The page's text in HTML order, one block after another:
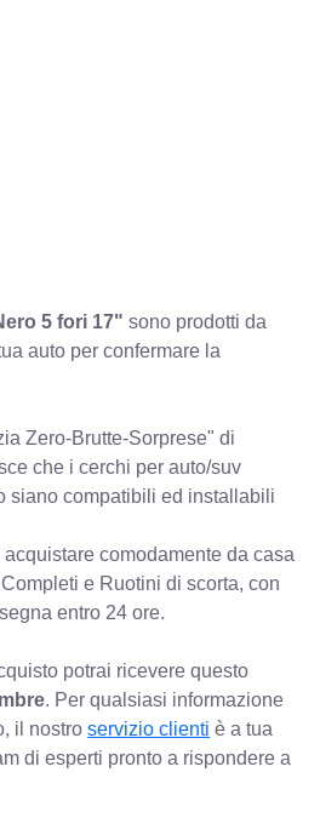
5 fori 17" sono prodotti da
auto per confermare la
Zero-Brutte-Sorprese" di
che i cerchi per auto/suv
siano compatibili ed installabili
comodamente da casa
e Ruotini di scorta, con
entro 24 ore.
potrai ricevere questo
. Per qualsiasi informazione
il nostroservizio clienti è a tua
di esperti pronto a rispondere a